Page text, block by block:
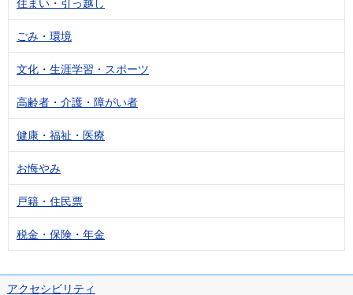
ごみ・環境
文化・生涯学習・スポーツ
高齢者・介護・障がい者
健康・福祉・医療
お悔やみ
戸籍・住民票
税金・保険・年金
アクセシビリティ